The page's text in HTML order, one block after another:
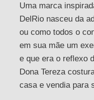
Uma marca
DelRio nasceu da
ou como todos o
em sua mãe um
e que era o reflexo
Dona Tereza
casa e vendia para